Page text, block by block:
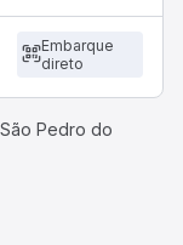
Embarque
direto
Pedro do